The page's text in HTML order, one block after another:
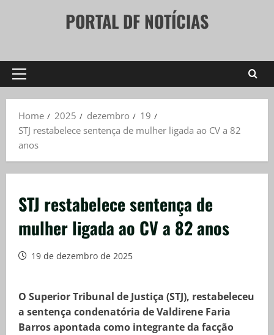
PORTAL DF NOTÍCIAS
Primary
Home
2025 dezembro
19
STJ restabelece sentença de mulher ligada ao CV a 82
anos
STJ restabelece sentença de
mulher ligada ao CV a 82 anos
19 de dezembro de 2025
O Superior Tribunal de Justiça (STJ), restabeleceu
a sentença condenatória de Valdirene Faria
Barros apontada como integrante da facção